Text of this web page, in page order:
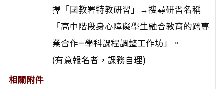
擇「國教署特教研習」→搜尋研習名稱
「高中階段身心障礙學生融合教育的跨專
業合作—學科課程調整工作坊」。
(有意報名者，課務自理)
相關附件